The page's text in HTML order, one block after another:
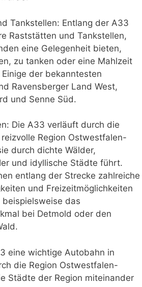
Tankstellen: Entlang der A33
Raststätten und Tankstellen,
eine Gelegenheit bieten,
zu tanken oder eine Mahlzeit
der bekanntesten
Ravensberger Land West,
und Senne Süd.
Die A33 verläuft durch die
Region Ostwestfalen-
durch dichte Wälder,
und idyllische Städte führt.
entlang der Strecke zahlreiche
und Freizeitmöglichkeiten
das
bei Detmold oder den
eine wichtige Autobahn in
die Region Ostwestfalen-
Städte der Region miteinander